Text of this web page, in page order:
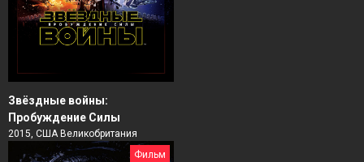
Звёздные войны:
Пробуждение Силы
2015, США Великобритания
Фильм